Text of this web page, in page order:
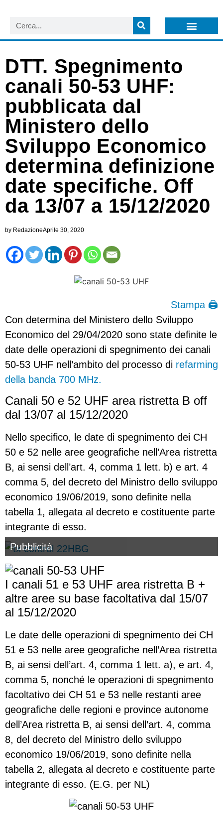
DTT. Spegnimento
canali 50-53 UHF:
pubblicata dal
Ministero dello
Sviluppo Economico
determina definizione
date specifiche. Off
da 13/07 a 15/12/2020
by RedazioneAprile 30, 2020
Stampa 🖨
Con determina del Ministero dello Sviluppo
Economico del 29/04/2020 sono state definite le
date delle operazioni di spegnimento dei canali
50-53 UHF nell’ambito del processo di refarming
della banda 700 MHz.
Canali 50 e 52 UHF area ristretta B off
dal 13/07 al 15/12/2020
Nello specifico, le date di spegnimento dei CH
50 e 52 nelle aree geografiche nell’Area ristretta
B, ai sensi dell’art. 4, comma 1 lett. b) e art. 4
comma 5, del decreto del Ministro dello sviluppo
economico 19/06/2019, sono definite nella
tabella 1, allegata al decreto e costituente parte
integrante di esso.
Pubblicità
I canali 51 e 53 UHF area ristretta B +
altre aree su base facoltativa dal 15/07
al 15/12/2020
Le date delle operazioni di spegnimento dei CH
51 e 53 nelle aree geografiche nell’Area ristretta
B, ai sensi dell’art. 4, comma 1 lett. a), e art. 4,
comma 5, nonché le operazioni di spegnimento
facoltativo dei CH 51 e 53 nelle restanti aree
geografiche delle regioni e province autonome
dell’Area ristretta B, ai sensi dell’art. 4, comma
8, del decreto del Ministro dello sviluppo
economico 19/06/2019, sono definite nella
tabella 2, allegata al decreto e costituente parte
integrante di esso. (E.G. per NL)